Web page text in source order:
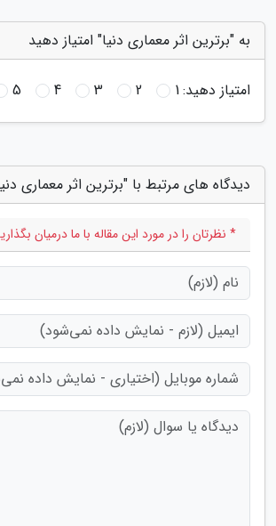
به "برترین اثر معماری دنیا" امتیاز دهید
امتیاز دهید:1
2
3
4
5
دیدگاه های مرتبط با "برترین اثر معماری
* نظرتان را در مورد این مقاله با ما درمیان